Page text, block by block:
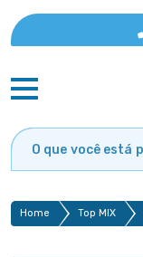
Home Top MIX